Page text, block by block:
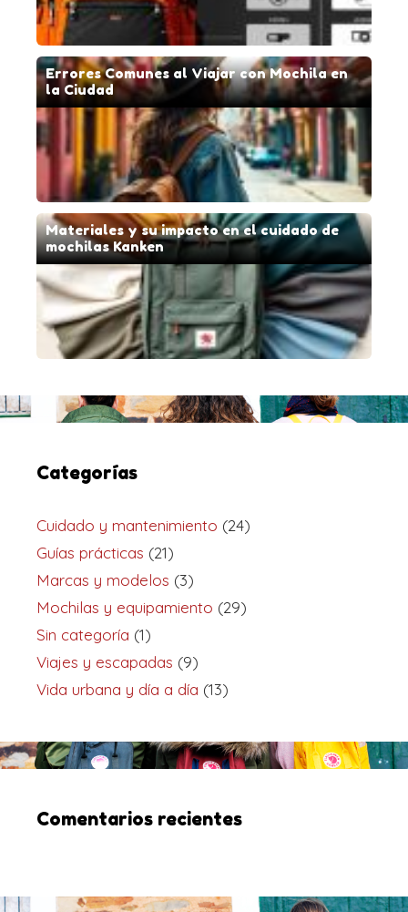
Errores Comunes al Viajar con Mochila en
la Ciudad
Materiales y su impacto en el cuidado de
mochilas Kanken
Categorías
Cuidado y mantenimiento (24)
Guías prácticas (21)
Marcas y modelos (3)
Mochilas y equipamiento (29)
Sin categoría (1)
Viajes y escapadas (9)
Vida urbana y día a día (13)
Comentarios recientes